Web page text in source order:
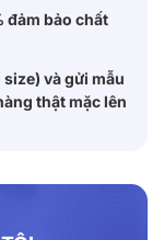
đảm bảo chất
và gửi mẫu
thật mặc lên